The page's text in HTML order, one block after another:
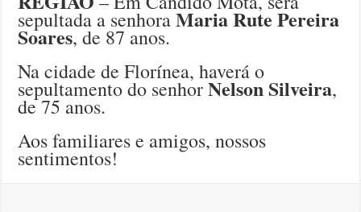
sepultada a senhoraMaria Rute Pereira
Soares, de 87 anos.
Na cidade de Florínea, haverá o
sepultamento do senhorNelson Silveira,
de 75 anos.
Aos familiares e amigos, nossos
sentimentos!